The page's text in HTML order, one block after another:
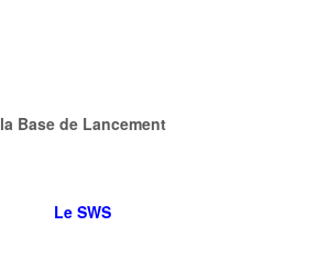
la Base de Lancement
Le SWS